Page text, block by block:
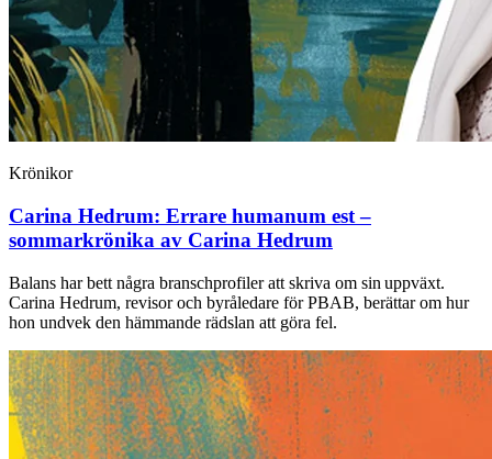
Krönikor
Carina Hedrum: Errare humanum est –
sommarkrönika av Carina Hedrum
Balans har bett några branschprofiler att skriva om sin uppväxt.
Carina Hedrum, revisor och byråledare för PBAB, berättar om hur
hon undvek den hämmande rädslan att göra fel.